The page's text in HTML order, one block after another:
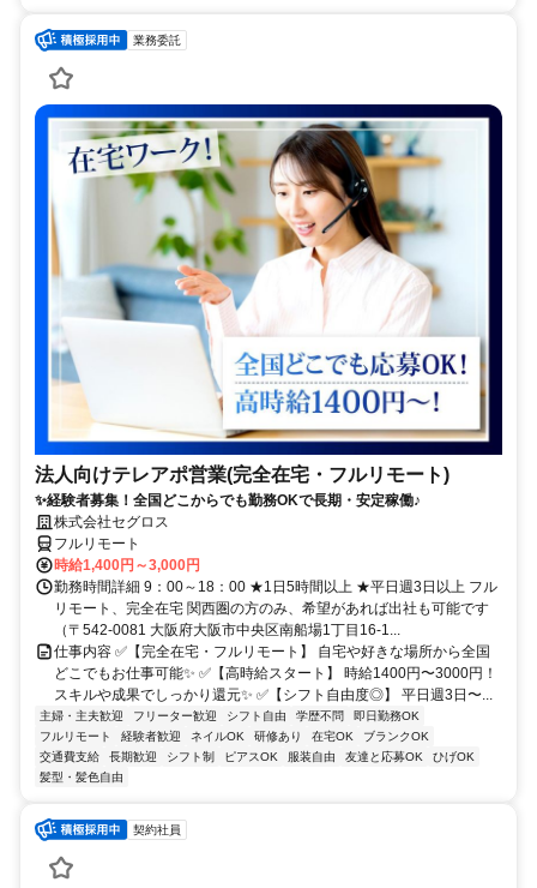
業務委託
法人向けテレアポ営業(完全在宅・フルリモート)
✨経験者募集！全国どこからでも勤務OKで長期・安定稼働♪
株式会社セグロス
フルリモート
時給1,400円～3,000円
勤務時間詳細 9：00～18：00 ★1日5時間以上 ★平日週3日以上 フル
リモート、完全在宅 関西圏の方のみ、希望があれば出社も可能です
（〒542-0081 大阪府大阪市中央区南船場1丁目16-1...
仕事内容 ✅【完全在宅・フルリモート】 自宅や好きな場所から全国
どこでもお仕事可能✨ ✅【高時給スタート】 時給1400円〜3000円！
スキルや成果でしっかり還元✨ ✅【シフト自由度◎】 平日週3日〜...
主婦・主夫歓迎 フリーター歓迎 シフト自由 学歴不問
即日勤務OK
フルリモート
経験者歓迎 ネイルOK 研修あり 在宅OK
ブランクOK
交通費支給
長期歓迎 シフト制 ピアスOK 服装自由 友達と応募OK
ひげOK
髪型・髪色自由
契約社員